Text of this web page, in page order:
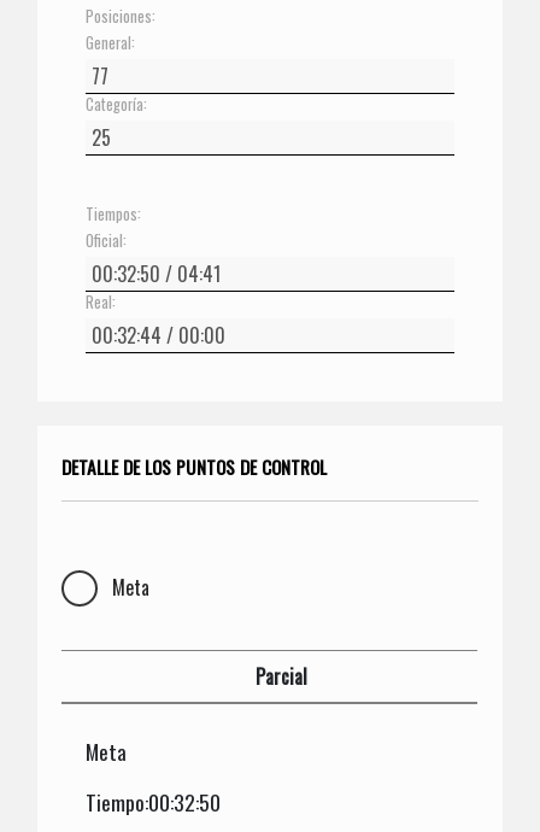
Posiciones:
General:
Categoría:
Tiempos:
Oficial:
Real:
DETALLE DE LOS PUNTOS DE CONTROL
Meta
Parcial
Meta
Tiempo:00:32:50